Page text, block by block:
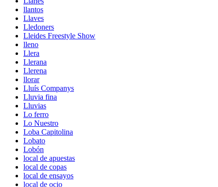
llantos
Llaves
Lledoners
Lleides Freestyle Show
lleno
Llera
Llerana
Llerena
llorar
Lluís Companys
Lluvia fina
Lluvias
Lo ferro
Lo Nuestro
Loba Capitolina
Lobato
Lobón
local de apuestas
local de copas
local de ensayos
local de ocio